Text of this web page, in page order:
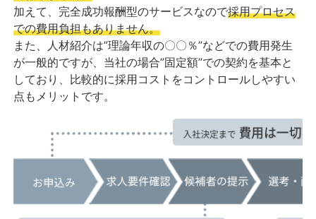
加えて、完全成功報酬型のサービスなので採用プロセス
での費用負担もありません。
また、人材紹介は”理論年収の〇〇％”などでの費用発生
が一般的ですが、当社の場合”固定額”での契約を基本と
しており、比較的に採用コストをコントロールしやすい
点もメリットです。